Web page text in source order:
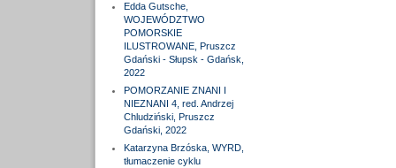
Edda Gutsche,
WOJEWÓDZTWO
POMORSKIE
ILUSTROWANE, Pruszcz
Gdański - Słupsk - Gdańsk,
2022
POMORZANIE ZNANI I
NIEZNANI 4, red. Andrzej
Chludziński, Pruszcz
Gdański, 2022
Katarzyna Brzóska, WYRD,
tłumaczenie cyklu